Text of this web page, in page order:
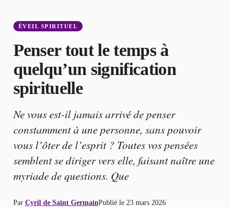
ÉVEIL SPIRITUEL
Penser tout le temps à
quelqu’un signification
spirituelle
Ne vous est-il jamais arrivé de penser
constamment à une personne, sans pouvoir
vous l’ôter de l’esprit ? Toutes vos pensées
semblent se diriger vers elle, faisant naître une
myriade de questions. Que
Par Cyril de Saint GermainPublié le 23 mars 2026